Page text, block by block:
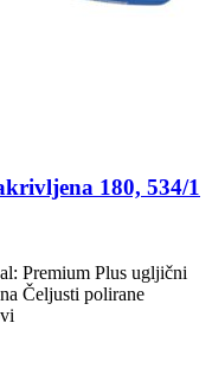
180, 534/1
Premium Plus ugljični
Čeljusti polirane